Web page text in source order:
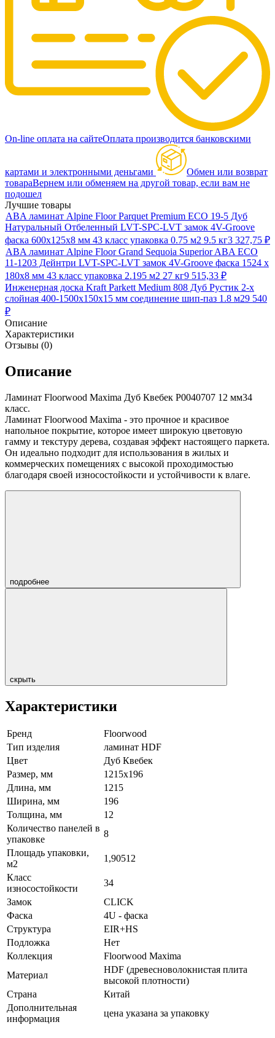
On-line оплата на сайтеОплата производится банковскими
картами и электронными деньгами
Обмен или возврат
товараВернем или обменяем на другой товар, если вам не
подошел
Лучшие товары
ABA ламинат Alpine Floor Parquet Premium ECO 19-5 Дуб
Натуральный Отбеленный LVT-SPC-LVT замок 4V-Groove
фаска 600х125х8 мм 43 класс упаковка 0.75 м2 9.5 кг3 327,75 ₽
ABA ламинат Alpine Floor Grand Sequoia Superior ABA ECO
11-1203 Дейнтри LVT-SPC-LVT замок 4V-Groove фаска 1524 х
180х8 мм 43 класс упаковка 2.195 м2 27 кг9 515,33 ₽
Инженерная доска Kraft Parkett Medium 808 Дуб Рустик 2-х
слойная 400-1500х150х15 мм соединение шип-паз 1.8 м29 540
₽
Описание
Характеристики
Отзывы (0)
Описание
Ламинат Floorwood Maxima Дуб Квебек Р0040707 12 мм34
класс.
Ламинат Floorwood Maxima - это прочное и красивое
напольное покрытие, которое имеет широкую цветовую
гамму и текстуру дерева, создавая эффект настоящего паркета.
Он идеально подходит для использования в жилых и
коммерческих помещениях с высокой проходимостью
благодаря своей износостойкости и устойчивости к влаге.
подробнее
скрыть
Характеристики
Бренд
Floorwood
Тип изделия
ламинат HDF
Цвет
Дуб Квебек
Размер, мм
1215х196
Длина, мм
1215
Ширина, мм
196
Толщина, мм
12
Количество панелей в
упаковке
8
Площадь упаковки,
м2
1,90512
Класс
износостойкости
34
Замок
CLICK
Фаска
4U - фаска
Структура
EIR+HS
Подложка
Нет
Коллекция
Floorwood Maxima
Материал
HDF (древесноволокнистая плита
высокой плотности)
Страна
Китай
Дополнительная
информация
цена указана за упаковку